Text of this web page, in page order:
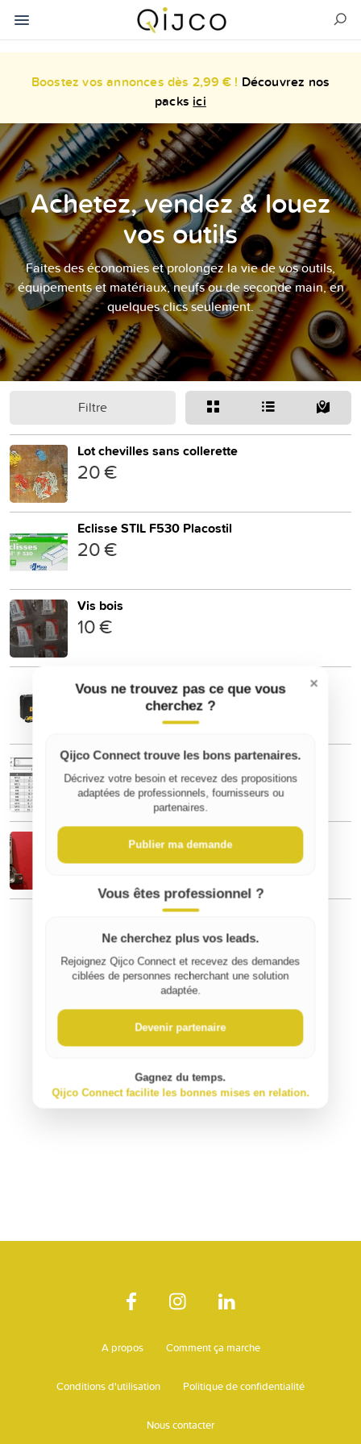
Boostez vos annonces dès 2,99 € ! Découvrez nos
packs ici
Achetez, vendez & louez
vos outils
Faites des économies et prolongez la vie de vos outils,
équipements et matériaux, neufs ou de seconde main, en
quelques clics seulement.
Filtre
Lot chevilles sans collerette
20 €
Eclisse STIL F530 Placostil
20 €
Vis bois
10 €
je veux vendre un Pistolet à clous
Vis inoxydables M5 x 50 mm – Lot de 100
10 €
Charnières
10 €
A propos Comment ça marche
Conditions d'utilisation Politique de confidentialité
Nous contacter
×
Vous ne trouvez pas ce que vous
cherchez ?
Qijco Connect trouve les bons partenaires.
Décrivez votre besoin et recevez des propositions
adaptées de professionnels, fournisseurs ou
partenaires.
Publier ma demande
Vous êtes professionnel ?
Ne cherchez plus vos leads.
Rejoignez Qijco Connect et recevez des demandes
ciblées de personnes recherchant une solution
adaptée.
Devenir partenaire
Gagnez du temps.
Qijco Connect facilite les bonnes mises en relation.